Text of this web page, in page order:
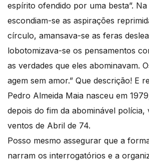
espírito ofendido por uma besta”.
escondiam-se as aspirações
círculo, amansava-se as feras
lobotomizava-se os pensamentos
as verdades que eles abominavam.
agem sem amor.” Que descrição! E
Pedro Almeida Maia nasceu em
depois do fim da abominável polícia,
ventos de Abril de 74.
Posso mesmo assegurar que a
narram os interrogatórios e a